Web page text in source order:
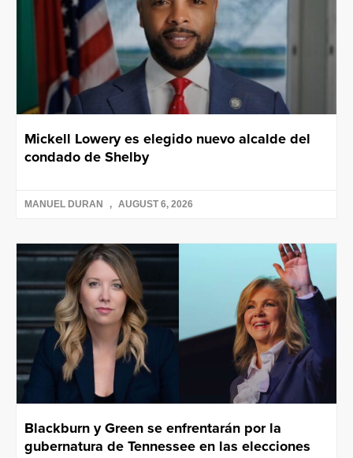
Mickell Lowery es elegido nuevo alcalde del
condado de Shelby
MANUEL DURAN AUGUST 6, 2026
Blackburn y Green se enfrentarán por la
gubernatura de Tennessee en las elecciones